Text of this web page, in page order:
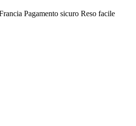
Pagamento sicuro Reso facile